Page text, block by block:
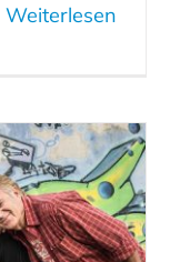
Weiterlesen